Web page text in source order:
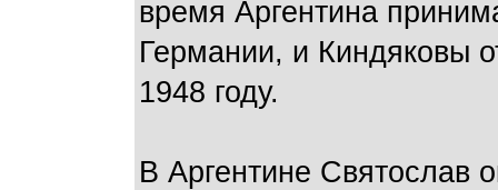
время Аргентина
Германии, и Киндяковы
1948 году.
В Аргентине Святослав